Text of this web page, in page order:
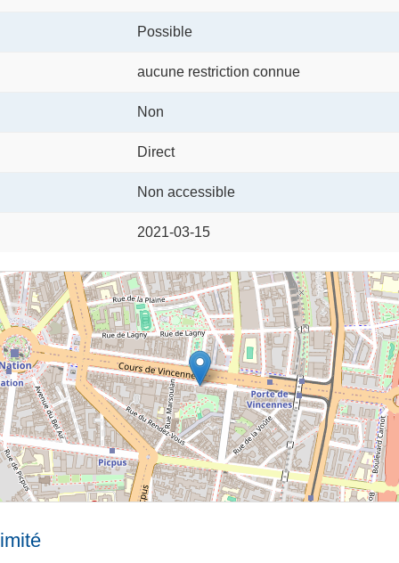
Possible
aucune restriction connue
Non
Direct
Non accessible
2021-03-15